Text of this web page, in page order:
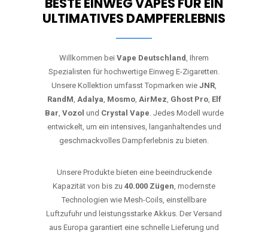
ULTIMATIVES DAMPFERLEBNIS
Willkommen bei Vape Deutschland, Ihrem
Spezialisten für hochwertige Einweg E-Zigaretten.
Unsere Kollektion umfasst Topmarken wie JNR,
RandM, Adalya, Mosmo, AirMez, Ghost Pro, Elf
Bar, Vozol und Crystal Vape. Jedes Modell wurde
entwickelt, um ein intensives, langanhaltendes und
geschmackvolles Dampferlebnis zu bieten.
Unsere Produkte bieten eine beeindruckende
Kapazität von bis zu 40.000 Zügen, modernste
Technologien wie Mesh-Coils, einstellbare
Luftzufuhr und leistungsstarke Akkus. Der Versand
aus Europa garantiert eine schnelle Lieferung und